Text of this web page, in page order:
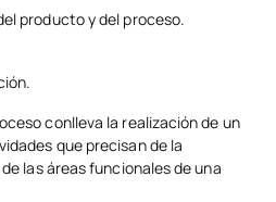
producto y del proceso.
conlleva la realización de un
que precisan de la
las áreas funcionales de una